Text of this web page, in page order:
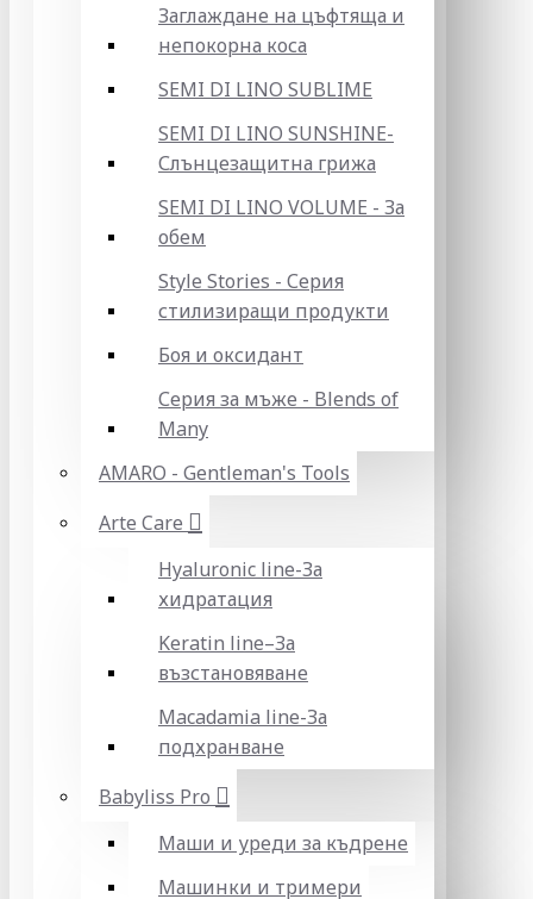
Заглаждане на цъфтяща и
непокорна коса
SEMI DI LINO SUBLIME
SEMI DI LINO SUNSHINE-
Слънцезащитна грижа
SEMI DI LINO VOLUME - За
обем
Style Stories - Серия
стилизиращи продукти
Боя и оксидант
Серия за мъже - Blends of
Many
AMARO - Gentleman's Tools
Arte Care
Hyaluronic line-За
хидратация
Keratin line–За
възстановяване
Macadamia line-За
подхранване
Babyliss Pro
Маши и уреди за къдрене
Машинки и тримери